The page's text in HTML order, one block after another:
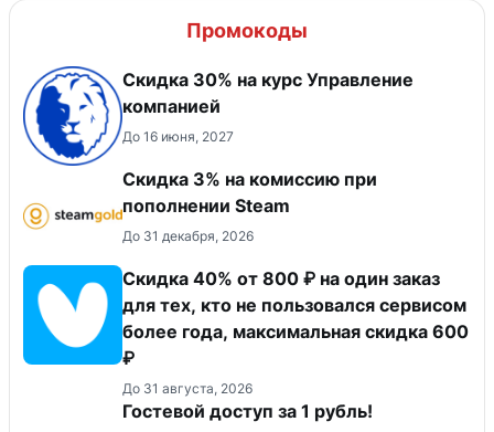
Промокоды
Скидка 30% на курс Управление
компанией
До 16 июня, 2027
Скидка 3% на комиссию при
пополнении Steam
До 31 декабря, 2026
Скидка 40% от 800 ₽ на один заказ
для тех, кто не пользовался сервисом
более года, максимальная скидка 600
₽
До 31 августа, 2026
Гостевой доступ за 1 рубль!